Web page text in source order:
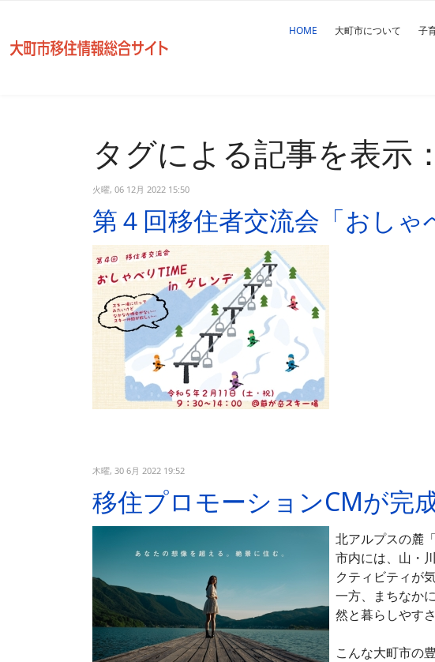
HOME 大町市について 子
タグによる記事を表示
火曜, 06 12月 2022 15:50
第４回移住者交流会「おしゃ
木曜, 30 6月 2022 19:52
移住プロモーションCMが完
北アルプスの麓
市内には、山・
クティビティが
一方、まちなか
然と暮らしやす
こんな大町市の